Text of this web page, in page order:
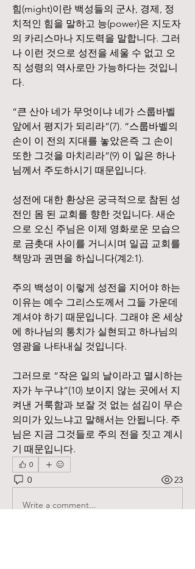
힘(might)이란 백성들의 군사, 경제, 정
치적인 힘을 말하고 능(power)은 지도자
의 카리스마나 지도력을 말합니다. 그러
나 이런 것으로 성전을 세울 수 없고 오
직 성령의 역사로만 가능하다는 것입니
다.
“큰 산아 네가 무엇이냐 네가 스룹바벨
앞에서 평지가 되리라”(7). “스룹바벨의
손이 이 전의 지대를 놓았은즉 그 손이
또한 그것을 마치리라”(9) 이 일은 하나
님께서 주도하시기 때문입니다.
성전에 대한 환상은 궁극적으로 참된 성
전인 몸 된 교회를 향한 것입니다. 새순
으로 오신 주님은 이제 영화로운 모습으
로 금촛대 사이를 거니시며 일곱 교회를
책망과 권면을 하십니다(계2:1).
주의 백성이 이렇게 성전을 지어야 하는
이유는 예수 그리스도께서 그들 가운데
계셔야 하기 때문입니다. 그래야 온 세상
에 하나님의 통치가 실현되고 하나님의
영광을 나타내실 것입니다.
그러므로 “작은 일의 날이라고 멸시하는
자가 누구냐”(10) 보이지 않는 곳에서 지
켜낸 거룩함과 보잘 것 없는 섬김이 무슨
의미가 있느냐고 말해서는 안됩니다. 주
님은 지금 그것들로 주의 전을 짓고 계시
기 때문입니다.
0
0 23
Write a comment...